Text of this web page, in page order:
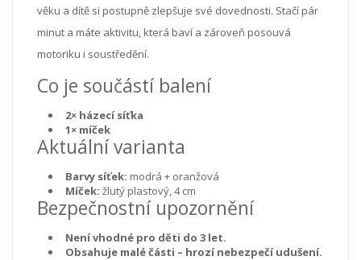
věku a dítě si postupně zlepšuje své dovednosti. Stačí pár
minut a máte aktivitu, která baví a zároveň posouvá
motoriku i soustředění.
Co je součástí balení
2× házecí síťka
1× míček
Aktuální varianta
Barvy síťek: modrá + oranžová
Míček: žlutý plastový, 4 cm
Bezpečnostní upozornění
Není vhodné pro děti do 3 let.
Obsahuje malé části – hrozí nebezpečí udušení.